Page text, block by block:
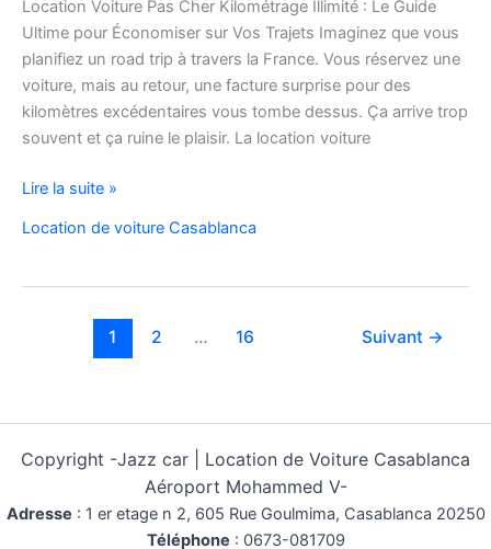
Location Voiture Pas Cher Kilométrage Illimité : Le Guide
Ultime pour Économiser sur Vos Trajets Imaginez que vous
planifiez un road trip à travers la France. Vous réservez une
voiture, mais au retour, une facture surprise pour des
kilomètres excédentaires vous tombe dessus. Ça arrive trop
souvent et ça ruine le plaisir. La location voiture
Location
Pas
Kilométrage
Lire la suite »
Location de voiture Casablanca
1 2 … 16 Suivant →
Copyright -Jazz car | Location de Voiture Casablanca
Aéroport Mohammed V-
Adresse : 1 er etage n 2, 605 Rue Goulmima, Casablanca 20250
Téléphone : 0673-081709